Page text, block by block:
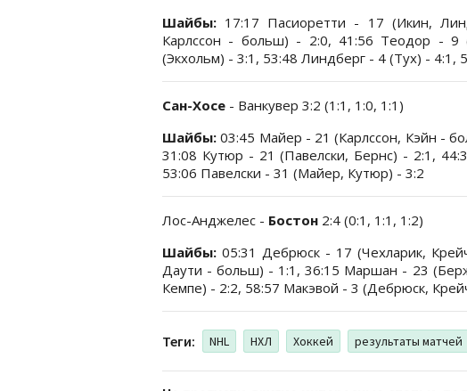
Шайбы: 17:17 Пасиоретти - 17 (Икин,
Карлссон - больш) - 2:0, 41:56 Теодор -
(Экхольм) - 3:1, 53:48 Линдберг - 4 (Тух) - 4:1,
Сан-Хосе - Ванкувер 3:2 (1:1, 1:0, 1:1)
Шайбы: 03:45 Майер - 21 (Карлссон, Кэйн -
31:08 Кутюр - 21 (Павелски, Бернс) - 2:1,
53:06 Павелски - 31 (Майер, Кутюр) - 3:2
Лос-Анджелес - Бостон 2:4 (0:1, 1:1, 1:2)
Шайбы: 05:31 Дебрюск - 17 (Чехларик,
Даути - больш) - 1:1, 36:15 Маршан - 23
Кемпе) - 2:2, 58:57 Макэвой - 3 (Дебрюск,
Теги: NHL НХЛ Хоккей результаты матчей